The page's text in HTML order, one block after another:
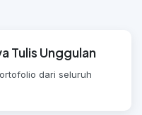
Tulis Unggulan
dari seluruh